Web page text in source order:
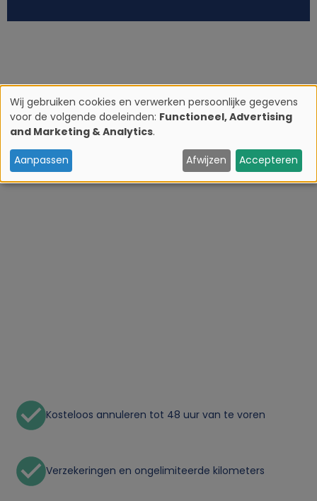
Kosteloos annuleren tot 48 uur van te voren
Verzekeringen en ongelimiteerde kilometers
G
e
b
a
n
p
Wij gebruiken cookies en verwerken persoonlijke gegevens
voor de volgende doeleinden: Functioneel, Advertising
and Marketing & Analytics.
Aanpassen Afwijzen Accepteren